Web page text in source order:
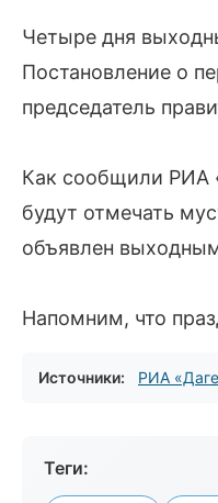
Четыре дня
Постановление о
председатель
Как сообщили РИА
будут отмечать
объявлен
Напомним, что
Источники: РИА
Теги: